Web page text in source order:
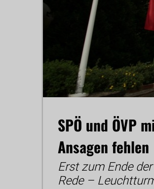
SPÖ und ÖVP
Ansagen fehlen
Erst zum Ende
Rede –